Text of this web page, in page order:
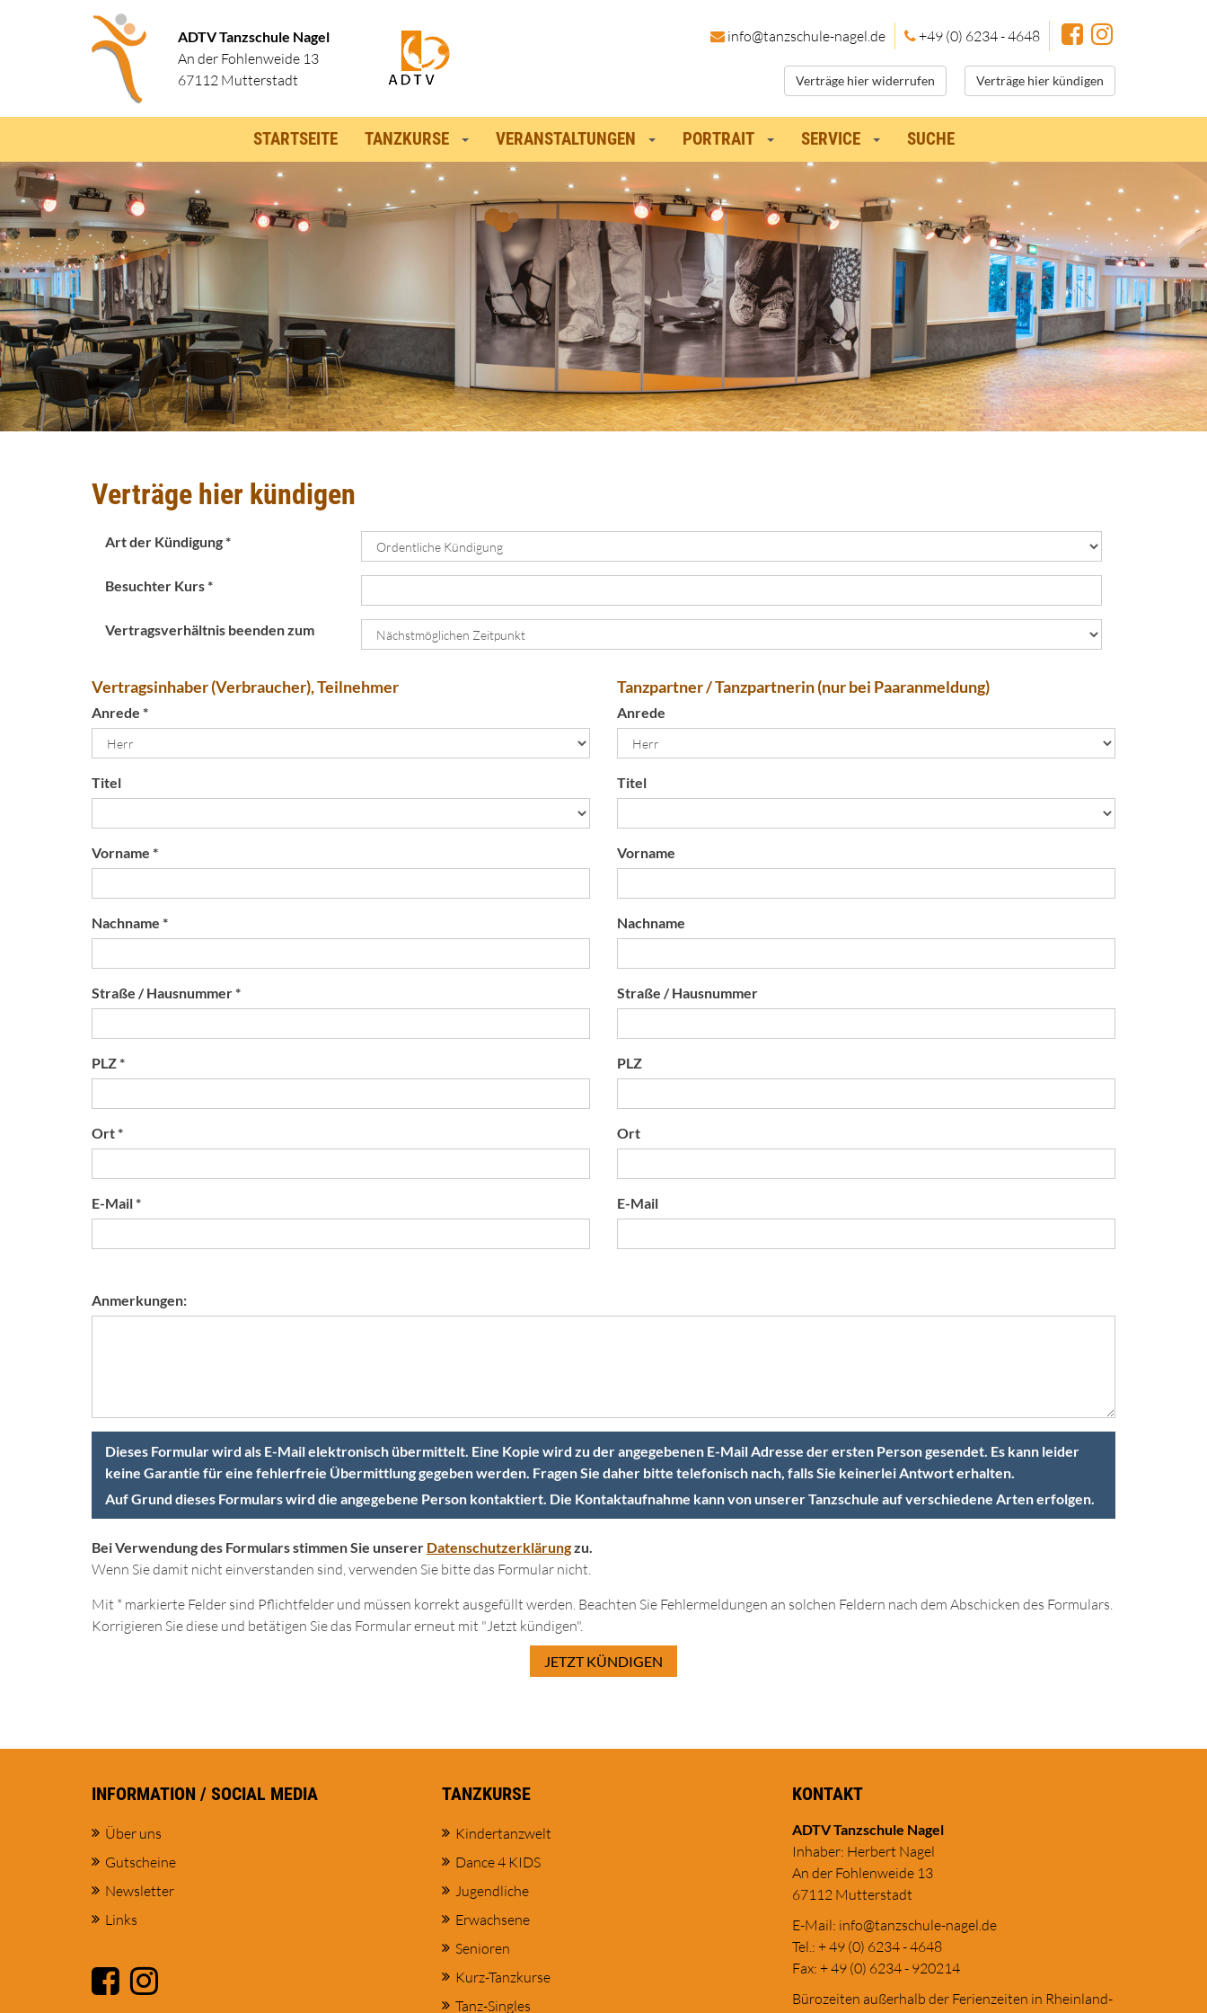
ADTV Tanzschule Nagel
An der Fohlenweide 13
67112 Mutterstadt
info@tanzschule-nagel.de +49 (0) 6234 - 4648
Verträge hier widerrufen Verträge hier kündigen
STARTSEITE TANZKURSE VERANSTALTUNGEN PORTRAIT SERVICE SUCHE
Verträge hier kündigen
Art der Kündigung *
Besuchter Kurs *
Vertragsverhältnis beenden zum
Vertragsinhaber (Verbraucher), Teilnehmer
Anrede *
Titel
Vorname *
Nachname *
Straße / Hausnummer *
PLZ *
Ort *
E-Mail *
Tanzpartner / Tanzpartnerin (nur bei Paaranmeldung)
Anrede
Titel
Vorname
Nachname
Straße / Hausnummer
PLZ
Ort
E-Mail
Anmerkungen:
Dieses Formular wird als E-Mail elektronisch übermittelt. Eine Kopie wird zu der angegebenen E-Mail Adresse der ersten Person gesendet. Es kann leider
keine Garantie für eine fehlerfreie Übermittlung gegeben werden. Fragen Sie daher bitte telefonisch nach, falls Sie keinerlei Antwort erhalten.
Auf Grund dieses Formulars wird die angegebene Person kontaktiert. Die Kontaktaufnahme kann von unserer Tanzschule auf verschiedene Arten erfolgen.
Bei Verwendung des Formulars stimmen Sie unserer Datenschutzerklärungzu.
Wenn Sie damit nicht einverstanden sind, verwenden Sie bitte das Formular nicht.
Mit * markierte Felder sind Pflichtfelder und müssen korrekt ausgefüllt werden. Beachten Sie Fehlermeldungen an solchen Feldern nach dem Abschicken des Formulars.
Korrigieren Sie diese und betätigen Sie das Formular erneut mit "Jetzt kündigen".
JETZT KÜNDIGEN
INFORMATION / SOCIAL MEDIA
Über uns
Gutscheine
Newsletter
Links
TANZKURSE
Kindertanzwelt
Dance 4 KIDS
Jugendliche
Erwachsene
Senioren
Kurz-Tanzkurse
Tanz-Singles
KONTAKT
ADTV Tanzschule Nagel
Inhaber: Herbert Nagel
An der Fohlenweide 13
67112 Mutterstadt
E-Mail: info@tanzschule-nagel.de
Tel.: + 49 (0) 6234 - 4648
Fax: + 49 (0) 6234 - 920214
Bürozeiten außerhalb der Ferienzeiten in Rheinland-